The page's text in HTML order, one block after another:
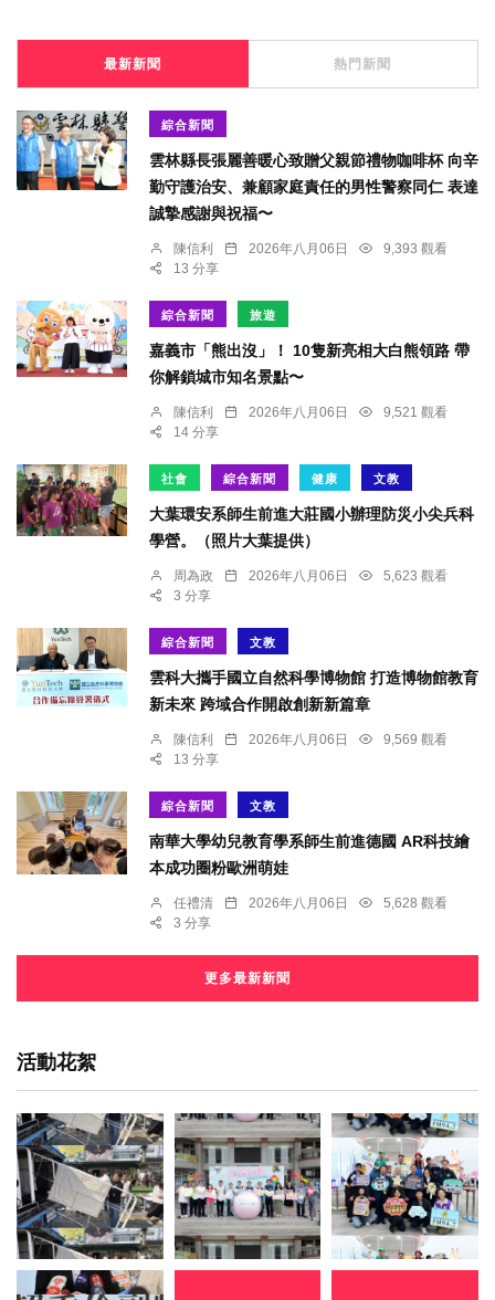
最新新聞 熱門新聞
綜合新聞
雲林縣長張麗善暖心致贈父親節禮物咖啡杯 向辛
勤守護治安、兼顧家庭責任的男性警察同仁 表達
誠摯感謝與祝福〜
陳信利 2026年八月06日
9,393 觀看
13 分享
綜合新聞 旅遊
嘉義市「熊出沒」！ 10隻新亮相大白熊領路 帶
你解鎖城市知名景點〜
陳信利 2026年八月06日
9,521 觀看
14 分享
社會 綜合新聞 健康 文教
大葉環安系師生前進大莊國小辦理防災小尖兵科
學營。（照片大葉提供）
周為政 2026年八月06日
5,623 觀看
3 分享
綜合新聞 文教
雲科大攜手國立自然科學博物館 打造博物館教育
新未來 跨域合作開啟創新新篇章
陳信利 2026年八月06日
9,569 觀看
13 分享
綜合新聞 文教
南華大學幼兒教育學系師生前進德國 AR科技繪
本成功圈粉歐洲萌娃
任禮清 2026年八月06日
5,628 觀看
3 分享
更多最新新聞
活動花絮